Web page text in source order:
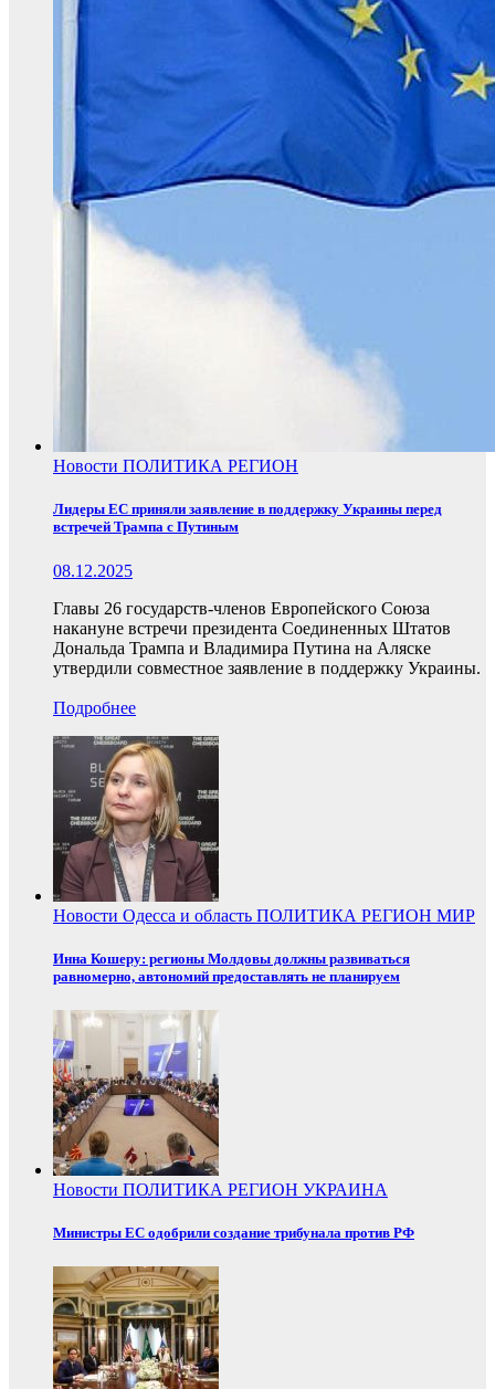
Новости ПОЛИТИКА РЕГИОН
Лидеры ЕС приняли заявление в поддержку Украины перед
встречей Трампа с Путиным
08.12.2025
Главы 26 государств-членов Европейского Союза
накануне встречи президента Соединенных Штатов
Дональда Трампа и Владимира Путина на Аляске
утвердили совместное заявление в поддержку Украины.
Подробнее
Новости Одесса и область ПОЛИТИКА РЕГИОН МИР
Инна Кошеру: регионы Молдовы должны развиваться
равномерно, автономий предоставлять не планируем
Новости ПОЛИТИКА РЕГИОН УКРАИНА
Министры ЕС одобрили создание трибунала против РФ